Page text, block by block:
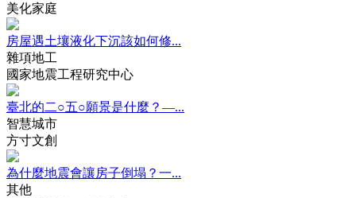
美化家庭
房屋遇土壤液化下沉該如何修...
雜項地工
國家地震工程研究中心
臺北的二○五○願景是什麼？—...
智慧城市
方寸文創
為什麼地震會讓房子倒塌？一...
其他